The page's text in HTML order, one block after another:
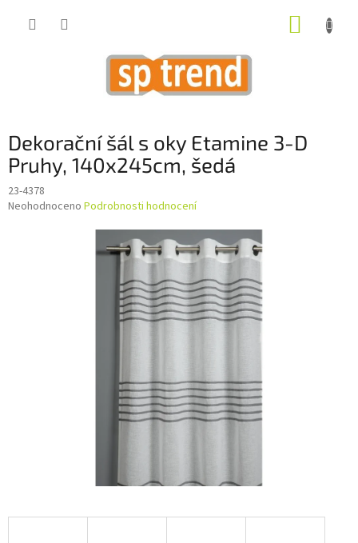
Dekorační šál s oky Etamine 3-D
Pruhy, 140x245cm, šedá
23-4378
Průměrné
Neohodnoceno Podrobnosti hodnocení